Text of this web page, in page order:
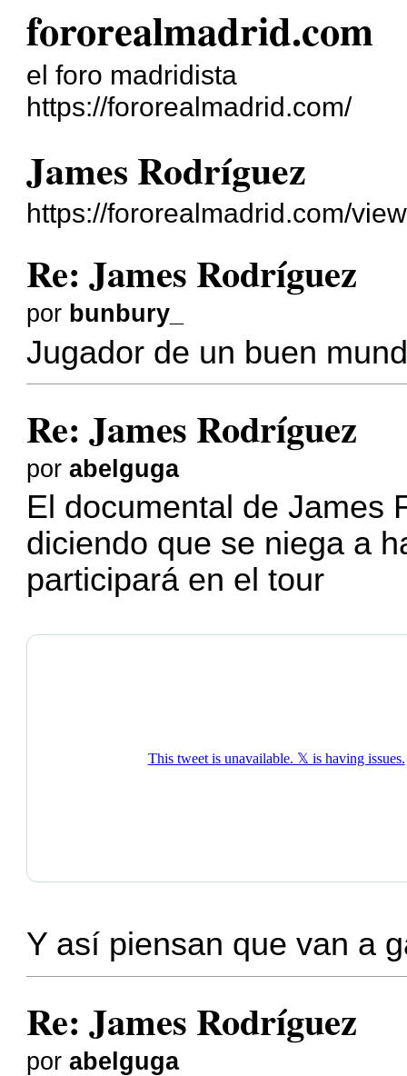
fororealmadrid.com
el foro madridista
https://fororealmadrid.com/
James Rodríguez
https://fororealmadrid.com/
Re: James Rodríguez
por bunbury_
Jugador de un buen
Re: James Rodríguez
porabelguga
El documental de James
diciendo que se niega a
participará en el tour
Y así piensan que van a
Re: James Rodríguez
porabelguga